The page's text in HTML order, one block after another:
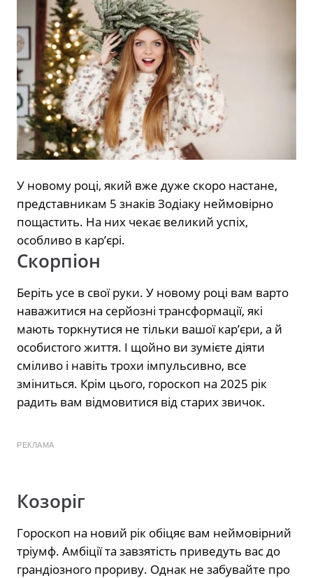
У новому році, який вже дуже скоро настане,
представникам 5 знаків Зодіаку неймовірно
пощастить. На них чекає великий успіх,
особливо в кар’єрі.
Скорпіон
Беріть усе в свої руки. У новому році вам варто
наважитися на серйозні трансформації, які
мають торкнутися не тільки вашої кар’єри, а й
особистого життя. І щойно ви зумієте діяти
сміливо і навіть трохи імпульсивно, все
зміниться. Крім цього, гороскоп на 2025 рік
радить вам відмовитися від старих звичок.
РЕКЛАМА
Козоріг
Гороскоп на новий рік обіцяє вам неймовірний
тріумф. Амбіції та завзятість приведуть вас до
грандіозного прориву. Однак не забувайте про